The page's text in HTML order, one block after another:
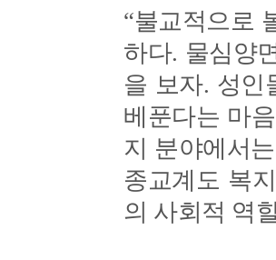
“불교적으로
하다. 물심양
을 보자. 성인
베푼다는 마
지 분야에서
종교계도 복
의 사회적 역